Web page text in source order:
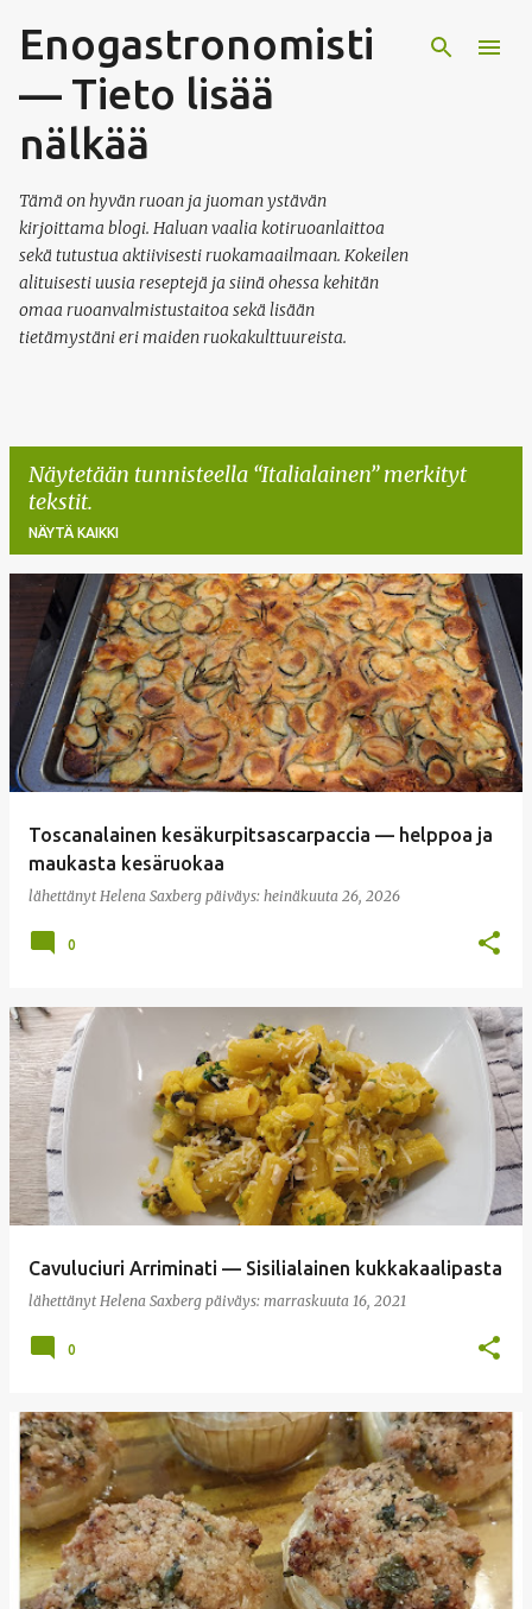
Siirry pääsisältöön
Enogastronomisti
— Tieto lisää
nälkää
Tämä on hyvän ruoan ja juoman ystävän
kirjoittama blogi. Haluan vaalia kotiruoanlaittoa
sekä tutustua aktiivisesti ruokamaailmaan. Kokeilen
alituisesti uusia reseptejä ja siinä ohessa kehitän
omaa ruoanvalmistustaitoa sekä lisään
tietämystäni eri maiden ruokakulttuureista.
Näytetään tunnisteella Italialainen merkityt
tekstit.
NÄYTÄ KAIKKI
k
Toscanalainen kesäkurpitsascarpaccia — helppoa ja
maukasta kesäruokaa
lähettänyt Helena Saxberg päiväys: heinäkuuta 26, 2026
0
Cavuluciuri Arriminati — Sisilialainen kukkakaalipasta
lähettänyt Helena Saxberg päiväys: marraskuuta 16, 2021
0